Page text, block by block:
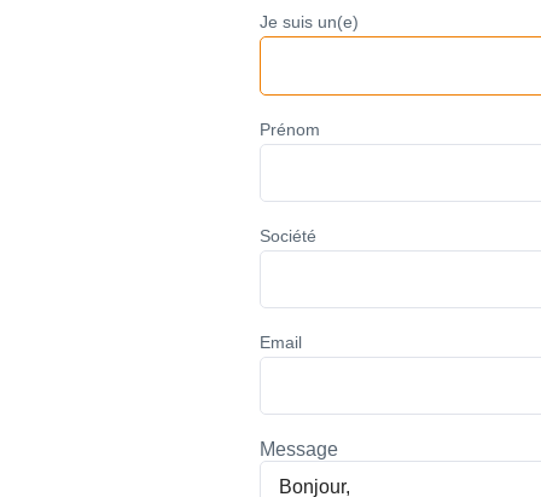
Je suis un(e)
Prénom
Société
Email
Message